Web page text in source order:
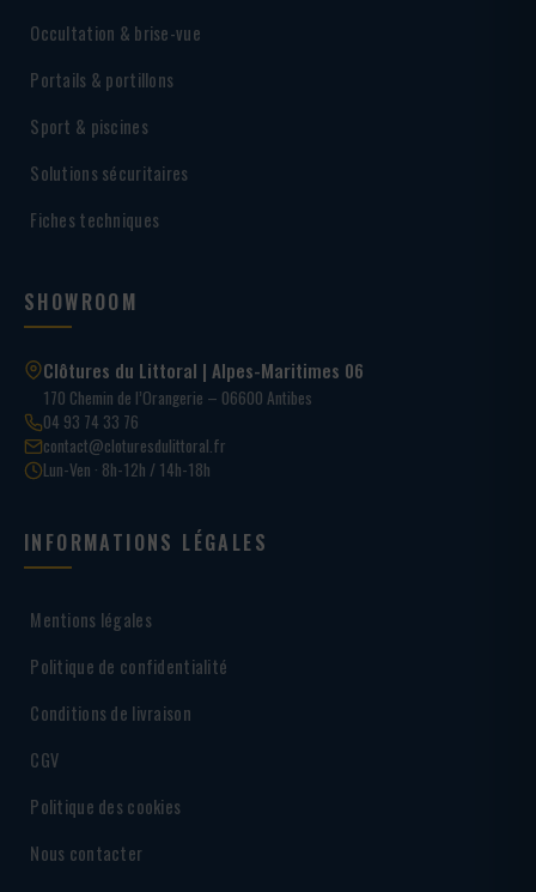
Occultation & brise-vue
Portails & portillons
Sport & piscines
Solutions sécuritaires
Fiches techniques
SHOWROOM
Clôtures du Littoral | Alpes-Maritimes 06
170 Chemin de l’Orangerie – 06600 Antibes
04 93 74 33 76
contact@cloturesdulittoral.fr
Lun-Ven · 8h-12h / 14h-18h
INFORMATIONS LÉGALES
Mentions légales
Politique de confidentialité
Conditions de livraison
CGV
Politique des cookies
Nous contacter